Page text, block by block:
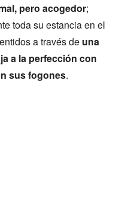
pero acogedor;
toda su estancia en el
a través de una
a la perfección con
sus fogones.